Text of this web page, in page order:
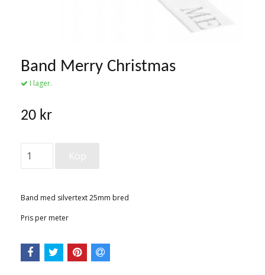
Band Merry Christmas
I lager.
20 kr
Band med silvertext 25mm bred
Pris per meter